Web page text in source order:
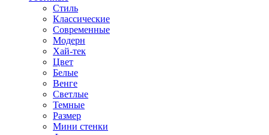
Стиль
Классические
Современные
Модерн
Хай-тек
Цвет
Белые
Венге
Светлые
Темные
Размер
Мини стенки